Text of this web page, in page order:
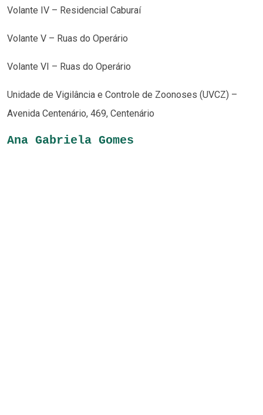
Volante IV – Residencial Caburaí
Volante V – Ruas do Operário
Volante VI – Ruas do Operário
Unidade de Vigilância e Controle de Zoonoses (UVCZ) –
Avenida Centenário, 469, Centenário
Ana Gabriela Gomes